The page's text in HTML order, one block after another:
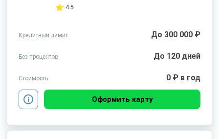
4.5
Кредитный лимит До 300 000 ₽
Без процентов До 120 дней
Стоимость 0 ₽ в год
Оформить карту